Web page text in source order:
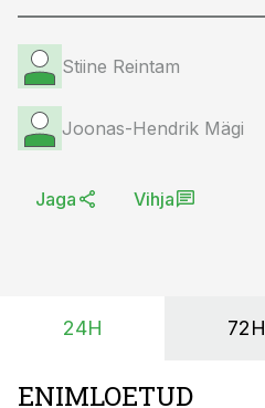
Stiine Reintam
Joonas-Hendrik Mägi
Jaga Vihja
24H 72H
ENIMLOETUD